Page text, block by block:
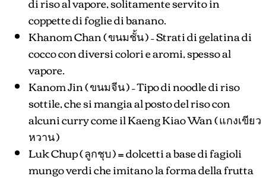
coppette di foglie di banano.
Khanom Chan ( ขนมชั้น ) – Strati di gelatina di
cocco con diversi colori e aromi, spesso al
vapore.
Kanom Jin ( ขนมจีน ) – Tipo di noodle di riso
sottile, che si mangia al posto del riso con
alcuni curry come il Kaeng Kiao Wan ( แกงเขียว
หวาน )
Luk Chup ( ลูกชุบ ) = dolcetti a base di fagioli
mungo verdi che imitano la forma della frutta